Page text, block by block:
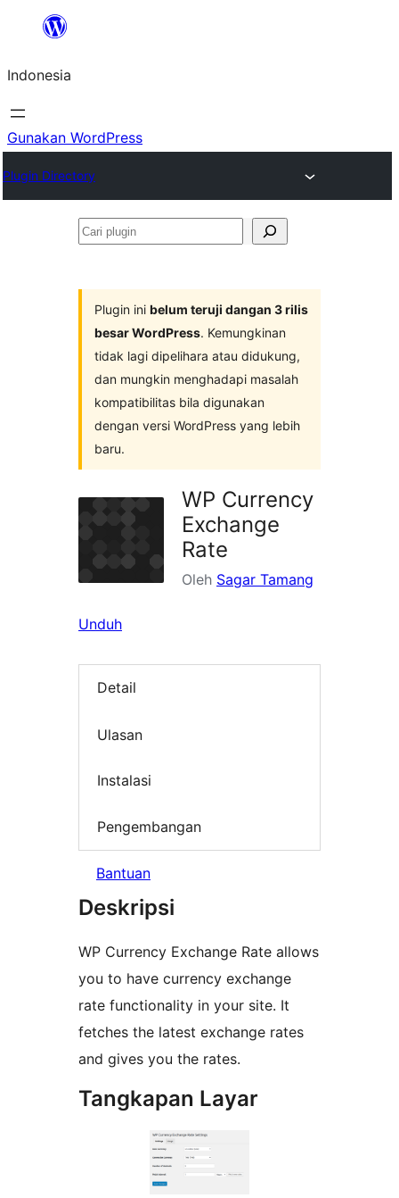
Lewati
konten
Indonesia
Gunakan WordPress
Plugin Directory
Cari
Plugin ini belum teruji dangan 3 rilis
besar WordPress. Kemungkinan
tidak lagi dipelihara atau didukung,
dan mungkin menghadapi masalah
kompatibilitas bila digunakan
dengan versi WordPress yang lebih
baru.
WP Currency
Exchange
Rate
Oleh Sagar Tamang
Unduh
Detail
Ulasan
Instalasi
Pengembangan
Bantuan
Deskripsi
WP Currency Exchange Rate allows
you to have currency exchange
rate functionality in your site. It
fetches the latest exchange rates
and gives you the rates.
Tangkapan Layar